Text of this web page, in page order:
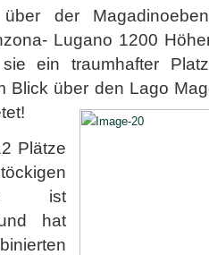
der
Lugano 1200
ein traumhafter
Blick über den Lago
Plätze
ist
hat